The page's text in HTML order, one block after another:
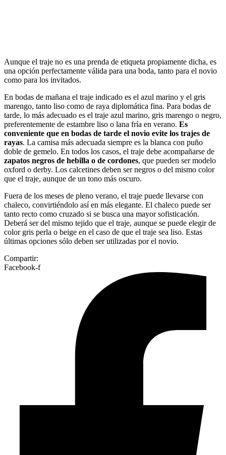
Aunque el traje no es una prenda de etiqueta propiamente dicha, es
una opción perfectamente válida para una boda, tanto para el novio
como para los invitados.
En bodas de mañana el traje indicado es el azul marino y el gris
marengo, tanto liso como de raya diplomática fina. Para bodas de
tarde, lo más adecuado es el traje azul marino, gris marengo o negro,
preferentemente de estambre liso o lana fría en verano. Es
conveniente que en bodas de tarde el novio evite los trajes de
rayas. La camisa más adecuada siempre es la blanca con puño
doble de gemelo. En todos los casos, el traje debe acompañarse de
zapatos negros de hebilla o de cordones, que pueden ser modelo
oxford o derby. Los calcetines deben ser negros o del mismo color
que el traje, aunque de un tono más oscuro.
Fuera de los meses de pleno verano, el traje puede llevarse con
chaleco, convirtiéndolo así en más elegante. El chaleco puede ser
tanto recto como cruzado si se busca una mayor sofisticación.
Deberá ser del mismo tejido que el traje, aunque se puede elegir de
color gris perla o beige en el caso de que el traje sea liso. Estas
últimas opciones sólo deben ser utilizadas por el novio.
Compartir:
Facebook-f